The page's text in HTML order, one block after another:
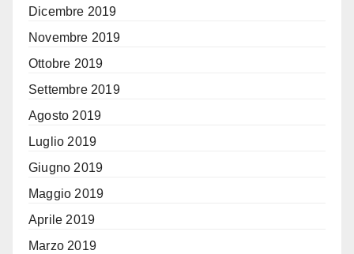
Dicembre 2019
Novembre 2019
Ottobre 2019
Settembre 2019
Agosto 2019
Luglio 2019
Giugno 2019
Maggio 2019
Aprile 2019
Marzo 2019